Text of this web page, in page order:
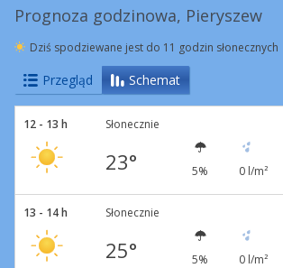
Prognoza godzinowa, Pieryszew
Dziś spodziewane jest do 11 godzin słonecznych
Przegląd Schemat
12 - 13 h Słonecznie
23° 5% 0 l/m²
13 - 14 h Słonecznie
25° 5% 0 l/m²